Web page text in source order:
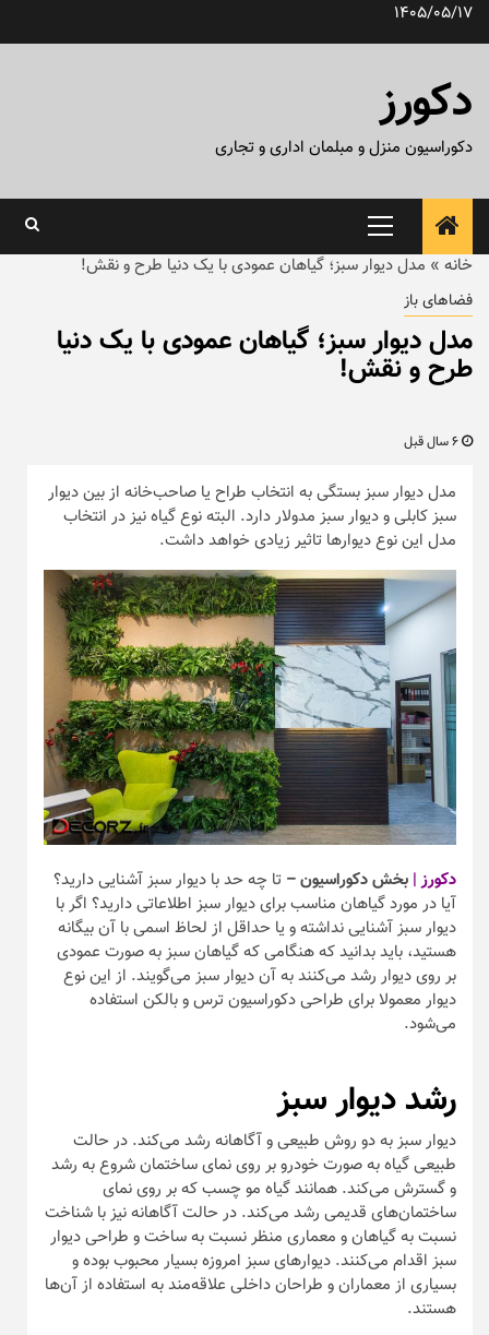
پرش1405/05/17
دکورز
دکوراسیون منزل و مبلمان اداری و تجاری
منوی
اصلی
خانه » مدل دیوار سبز؛ گیاهان عمودی با یک دنیا طرح و نقش!
فضاهای باز
مدل دیوار سبز؛ گیاهان عمودی با یک دنیا
طرح و نقش!
مدل دیوار سبز بستگی به انتخاب طراح یا صاحب‌خانه از بین دیوار
سبز کابلی و دیوار سبز مدولار دارد. البته نوع گیاه نیز در انتخاب
مدل این نوع دیوار‌ها تاثیر زیادی خواهد داشت.
دکورز | بخش دکوراسیون – تا چه حد با دیوار‌ سبز آشنایی دارید؟
آیا در مورد گیاهان مناسب برای دیوار سبز اطلاعاتی دارید؟ اگر با
دیوار سبز آشنایی نداشته و یا حداقل از لحاظ اسمی با آن بیگانه
هستید، باید بدانید که هنگامی که گیاهان سبز به صورت عمودی
بر روی دیوار رشد می‌کنند به آن دیوار سبز می‌گویند. از این نوع
دیوار معمولا برای طراحی دکوراسیون ترس و بالکن استفاده
می‌شود.
رشد دیوار سبز
دیوار سبز به دو روش طبیعی و آگاهانه رشد می‌کند. در حالت
طبیعی گیاه به صورت خودرو بر روی نمای ساختمان شروع به رشد
و گسترش می‌کند. همانند گیاه مو چسب که بر روی نمای
ساختمان‌های قدیمی رشد می‌کند. در حالت آگاهانه نیز با شناخت
نسبت به گیاهان و معماری منظر نسبت به ساخت و طراحی دیوار
سبز اقدام می‌کنند. دیوار‌های سبز امروزه بسیار محبوب بوده و
بسیاری از معماران و طراحان داخلی علاقه‌مند به استفاده از آن‌ها
هستند.